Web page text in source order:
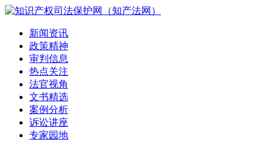
新闻资讯
政策精神
审判信息
热点关注
法官视角
文书精选
案例分析
诉讼讲座
专家园地